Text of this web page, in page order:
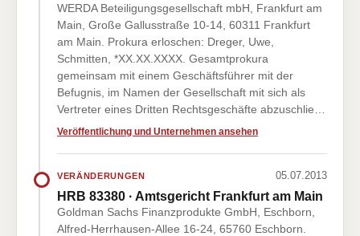
WERDA Beteiligungsgesellschaft mbH, Frankfurt am
Main, Große Gallusstraße 10-14, 60311 Frankfurt
am Main. Prokura erloschen: Dreger, Uwe,
Schmitten, *XX.XX.XXXX. Gesamtprokura
gemeinsam mit einem Geschäftsführer mit der
Befugnis, im Namen der Gesellschaft mit sich als
Vertreter eines Dritten Rechtsgeschäfte abzuschlie…
Veröffentlichung und Unternehmen ansehen
VERÄNDERUNGEN 05.07.2013
HRB 83380 · Amtsgericht Frankfurt am Main
Goldman Sachs Finanzprodukte GmbH, Eschborn,
Alfred-Herrhausen-Allee 16-24, 65760 Eschborn.